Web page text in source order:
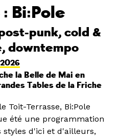
Bi:Pole
punk, cold &
downtempo
la Belle de Mai en
Tables de la Friche
Toit-Terrasse, Bi:Pole
été une programmation
styles d'ici et d'ailleurs,